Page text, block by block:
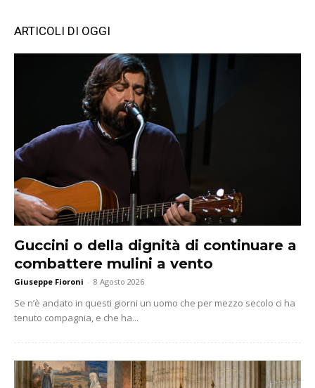
ARTICOLI DI OGGI
Guccini o della dignità di continuare a
combattere mulini a vento
Giuseppe Fioroni - 8 Agosto 2026
Se n’è andato in questi giorni un uomo che per mezzo secolo ci ha
tenuto compagnia, e che ha...